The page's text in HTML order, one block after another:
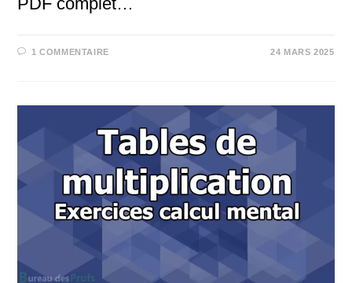
1 COMMENTAIRE 24 MARS 2025